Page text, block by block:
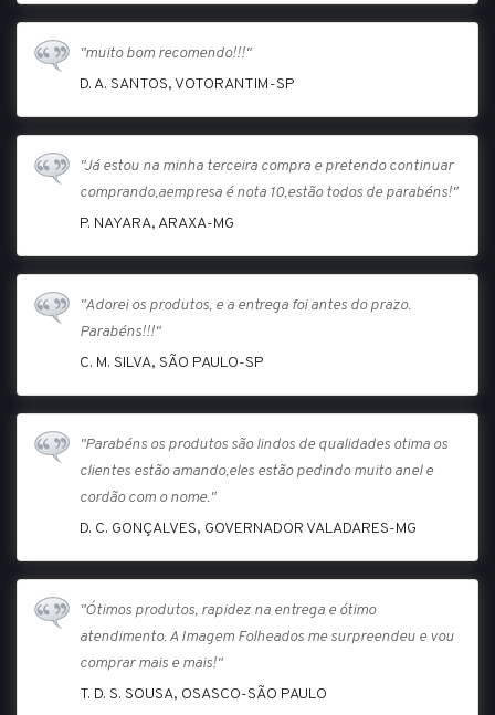
"muito bom recomendo!!!"
D. A. SANTOS, VOTORANTIM-SP
"Já estou na minha terceira compra e pretendo continuar
comprando,aempresa é nota 10,estão todos de parabéns!"
P. NAYARA, ARAXA-MG
"Adorei os produtos, e a entrega foi antes do prazo.
Parabéns!!!"
C. M. SILVA, SÃO PAULO-SP
"Parabéns os produtos são lindos de qualidades otima os
clientes estão amando,eles estão pedindo muito anel e
cordão com o nome."
D. C. GONÇALVES, GOVERNADOR VALADARES-MG
"Ótimos produtos, rapidez na entrega e ótimo
atendimento. A Imagem Folheados me surpreendeu e vou
comprar mais e mais!"
T. D. S. SOUSA, OSASCO-SÃO PAULO